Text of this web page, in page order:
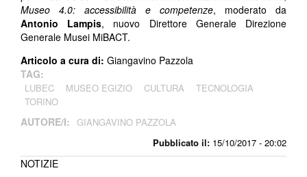
Pubblicato il: 15/10/2017 - 20:02
Museo 4.0: accessibilità e competenze, moderato da
Antonio Lampis, nuovo Direttore Generale Direzione
Generale Musei MiBACT.
Articolo a cura di: Giangavino Pazzola
TAG:
LUBEC MUSEO EGIZIO CULTURA
TECNOLOGIA
TORINO
AUTORE/I: GIANGAVINO PAZZOLA
NOTIZIE